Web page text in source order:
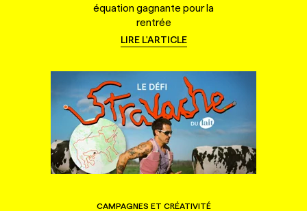
équation gagnante pour la
rentrée
LIRE L'ARTICLE
CAMPAGNES ET CRÉATIVITÉ